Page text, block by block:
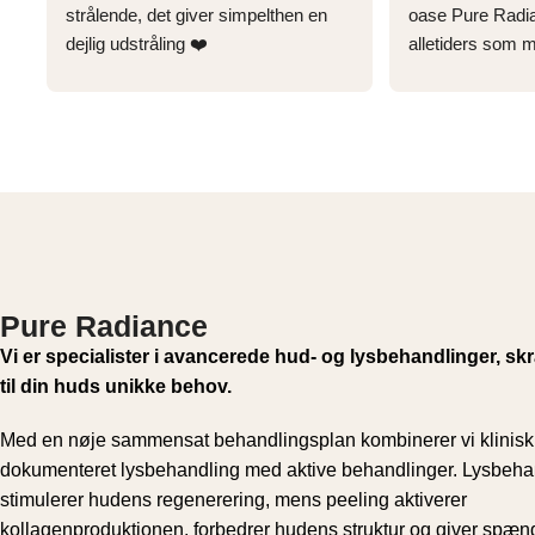
strålende, det giver simpelthen en
dejlig udstråling ❤️
oase Pure
alletiders som
Pure Radiance
Vi er specialister i avancerede hud- og lysbehandlinger,
til din huds unikke behov.
Med en nøje sammensat behandlingsplan kombinerer vi klinisk
dokumenteret lysbehandling med aktive behandlinger.
stimulerer hudens regenerering, mens peeling aktiverer
kollagenproduktionen, forbedrer hudens struktur og giver